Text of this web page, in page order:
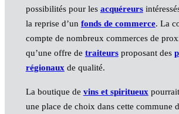
possibilités pour les acquéreurs
la reprise d’un fonds de commerce. La
compte de nombreux commerces de
qu’une offre de traiteursproposant des
régionauxde qualité.
La boutique de vins et spiritueux
une place de choix dans cette commune